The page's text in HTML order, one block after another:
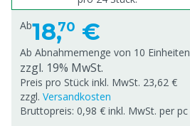
Ab18,70 €
Ab Abnahmemenge von 10 Einheiten
zzgl. 19% MwSt.
Preis pro Stück inkl. MwSt. 23,62 €
zzgl. Versandkosten
Bruttopreis: 0,98 € inkl. MwSt. per pc